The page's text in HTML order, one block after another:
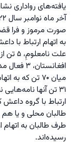
میان ۷۰ تن
۳۱ تن آنها
طالبان محلی و یا هم
طرف طالبان به
رسیده‌اند.